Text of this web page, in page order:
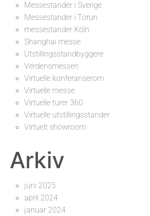
Messestander i Sverige
Messestander i Torun
messestander Köln
Shanghai messe
Utstillingsstandbyggere
Verdensmessen
Virtuelle konferanserom
Virtuelle messe
Virtuelle turer 360
Virtuelle utstillingsstander
Virtuelt showroom
Arkiv
juni 2025
april 2024
januar 2024